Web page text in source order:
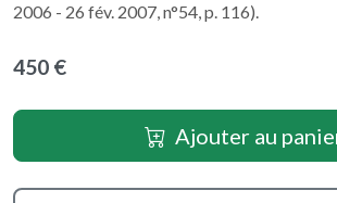
2006 - 26 fév. 2007, n°54, p. 116).
450 €
Ajouter au